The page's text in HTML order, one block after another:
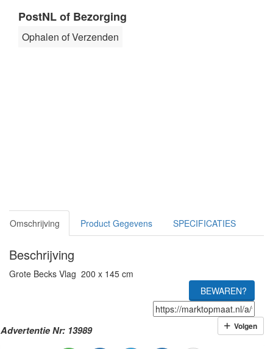
PostNL of Bezorging
Ophalen of Verzenden
Omschrijving Product Gegevens SPECIFICATIES
Beschrijving
Grote Becks Vlag 200 x 145 cm
BEWAREN?
Advertentie Nr: 13989 Volgen